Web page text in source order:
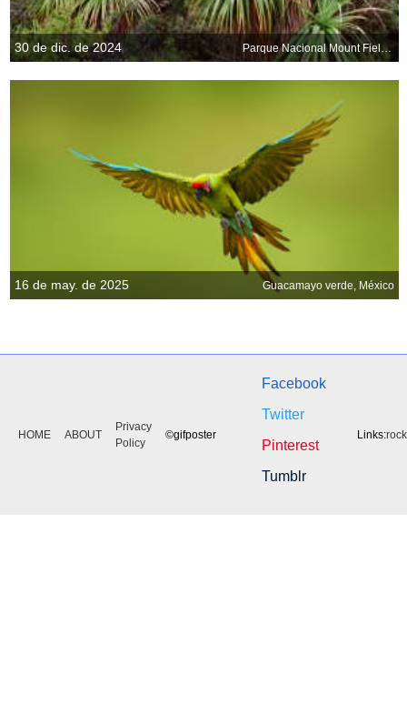
30 de dic. de 2024 Parque Nacional Mount Field, Tasmania, Australia
16 de may. de 2025 Guacamayo verde, México
HOME ABOUT
Privacy
Policy
©gifposter
Facebook
Twitter
Pinterest
Tumblr
Links: